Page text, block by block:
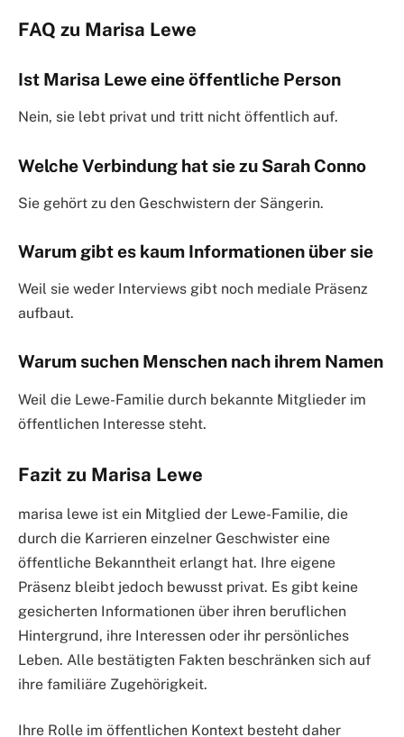
FAQ zu Marisa Lewe
Ist Marisa Lewe eine öffentliche Person
Nein, sie lebt privat und tritt nicht öffentlich auf.
Welche Verbindung hat sie zu Sarah Conno
Sie gehört zu den Geschwistern der Sängerin.
Warum gibt es kaum Informationen über sie
Weil sie weder Interviews gibt noch mediale Präsenz
aufbaut.
Warum suchen Menschen nach ihrem Namen
Weil die Lewe-Familie durch bekannte Mitglieder im
öffentlichen Interesse steht.
Fazit zu Marisa Lewe
marisa lewe ist ein Mitglied der Lewe-Familie, die
durch die Karrieren einzelner Geschwister eine
öffentliche Bekanntheit erlangt hat. Ihre eigene
Präsenz bleibt jedoch bewusst privat. Es gibt keine
gesicherten Informationen über ihren beruflichen
Hintergrund, ihre Interessen oder ihr persönliches
Leben. Alle bestätigten Fakten beschränken sich auf
ihre familiäre Zugehörigkeit.
Ihre Rolle im öffentlichen Kontext besteht daher